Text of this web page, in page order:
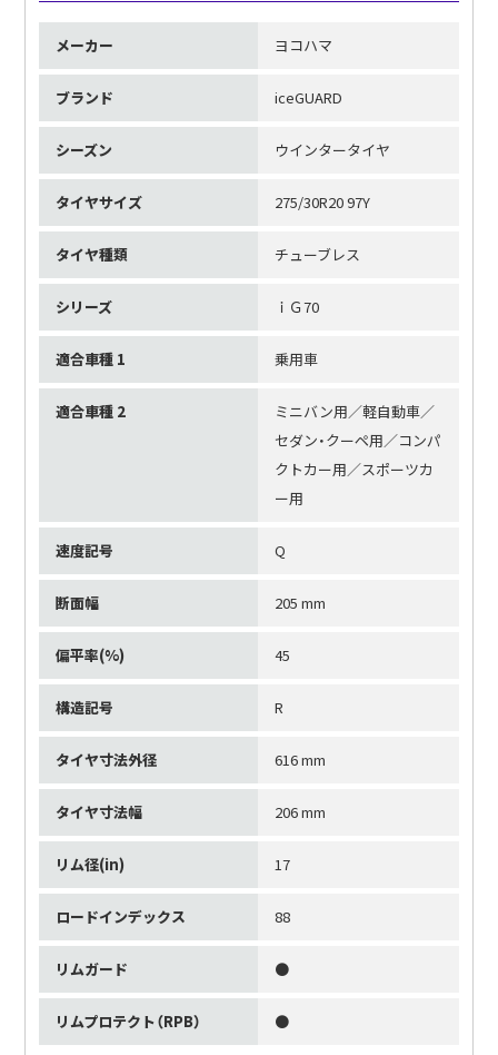
メーカー ヨコハマ
ブランド iceGUARD
シーズン ウインタータイヤ
タイヤサイズ 275/30R20 97Y
タイヤ種類 チューブレス
シリーズ ｉＧ70
適合車種 1 乗用車
適合車種 2
ミニバン用／軽自動車／
セダン・クーペ用／コンパ
クトカー用／スポーツカ
ー用
速度記号 Q
断面幅 205 mm
偏平率(%) 45
構造記号 R
タイヤ寸法外径 616 mm
タイヤ寸法幅 206 mm
リム径(in) 17
ロードインデックス 88
リムガード ●
リムプロテクト（RPB） ●